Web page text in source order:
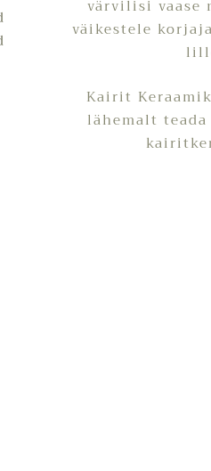
värvilisi
väikestele
Kairit
lähemalt